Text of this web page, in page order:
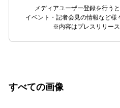
メディアユーザー登録を行う
イベント・記者会見の情報など様
※内容はプレスリリース
すべての画像